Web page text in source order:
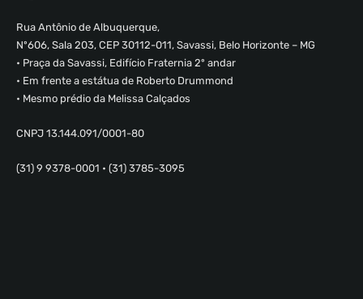
Rua Antônio de Albuquerque,
Nº606, Sala 203, CEP 30112-011, Savassi, Belo Horizonte – MG
• Praça da Savassi, Edifício Fraternia 2º andar
• Em frente a estátua de Roberto Drummond
• Mesmo prédio da Melissa Calçados
CNPJ 13.144.091/0001-80
(31) 9 9378-0001 • (31) 3785-3095